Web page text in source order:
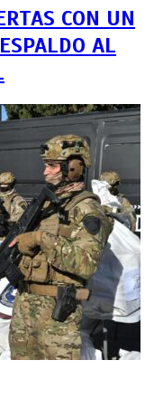
CON UN
AL